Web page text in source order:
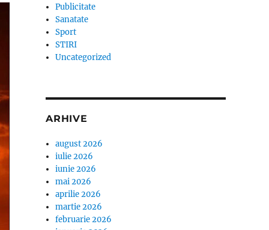
Publicitate
Sanatate
Sport
STIRI
Uncategorized
ARHIVE
august 2026
iulie 2026
iunie 2026
mai 2026
aprilie 2026
martie 2026
februarie 2026